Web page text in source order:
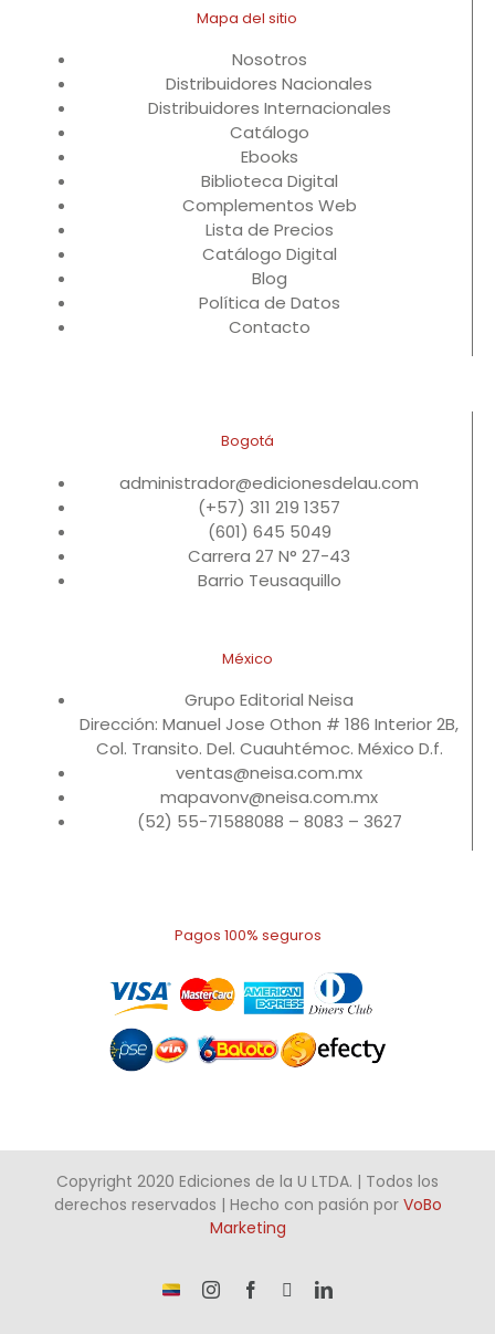
Mapa del sitio
Nosotros
Distribuidores Nacionales
Distribuidores Internacionales
Catálogo
Ebooks
Biblioteca Digital
Complementos Web
Lista de Precios
Catálogo Digital
Blog
Política de Datos
Contacto
Bogotá
administrador@edicionesdelau.com
(+57) 311 219 1357
(601) 645 5049
Carrera 27 N° 27-43
Barrio Teusaquillo
México
Grupo Editorial Neisa
Dirección: Manuel Jose Othon # 186 Interior 2B,
Col. Transito. Del. Cuauhtémoc. México D.f.
ventas@neisa.com.mx
mapavonv@neisa.com.mx
(52) 55-71588088 – 8083 – 3627
Pagos 100% seguros
Copyright 2020 Ediciones de la U LTDA. | Todos los
derechos reservados | Hecho con pasión por VoBo
Marketing
¡Somos InstagramFacebook LinkedIn